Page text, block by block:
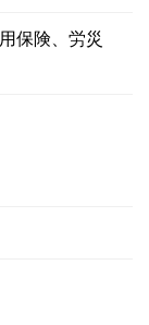
保険、労災